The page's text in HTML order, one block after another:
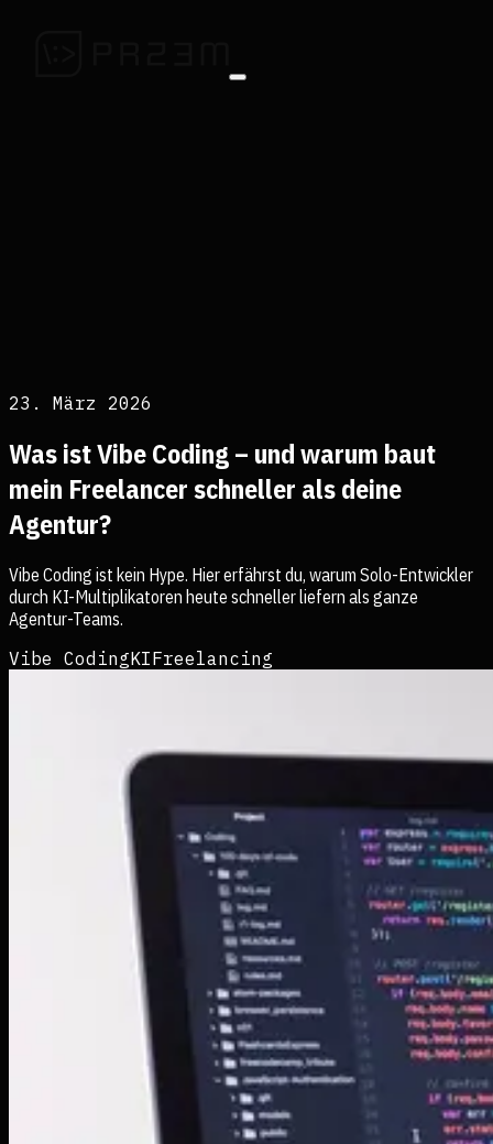
23. März 2026
Was ist Vibe Coding – und warum baut
mein Freelancer schneller als deine
Agentur?
Vibe Coding ist kein Hype. Hier erfährst du, warum Solo-Entwickler
durch KI-Multiplikatoren heute schneller liefern als ganze
Agentur-Teams.
Vibe CodingKIFreelancing